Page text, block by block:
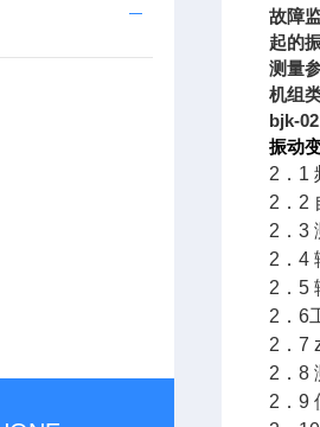
故障
起的
测量
机组
bjk-
振动
2．1
2．2
2．3
2．4
2．5
2．6
2．7
2．8
2．9